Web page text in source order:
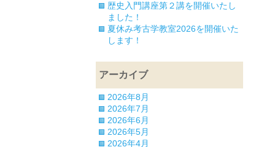
歴史入門講座第２講を開催いたし
ました！
夏休み考古学教室2026を開催いた
します！
アーカイブ
2026年8月
2026年7月
2026年6月
2026年5月
2026年4月